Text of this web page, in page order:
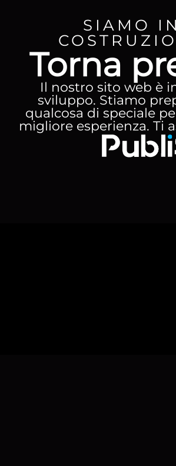
SIAMO IN
Torna
Il nostro sito web è
sviluppo. Stiamo
qualcosa di speciale
migliore esperienza. Ti